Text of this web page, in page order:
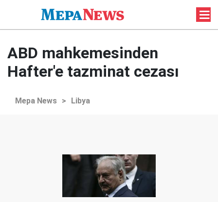
ABD mahkemesinden
Hafter'e tazminat cezası
Mepa News > Libya